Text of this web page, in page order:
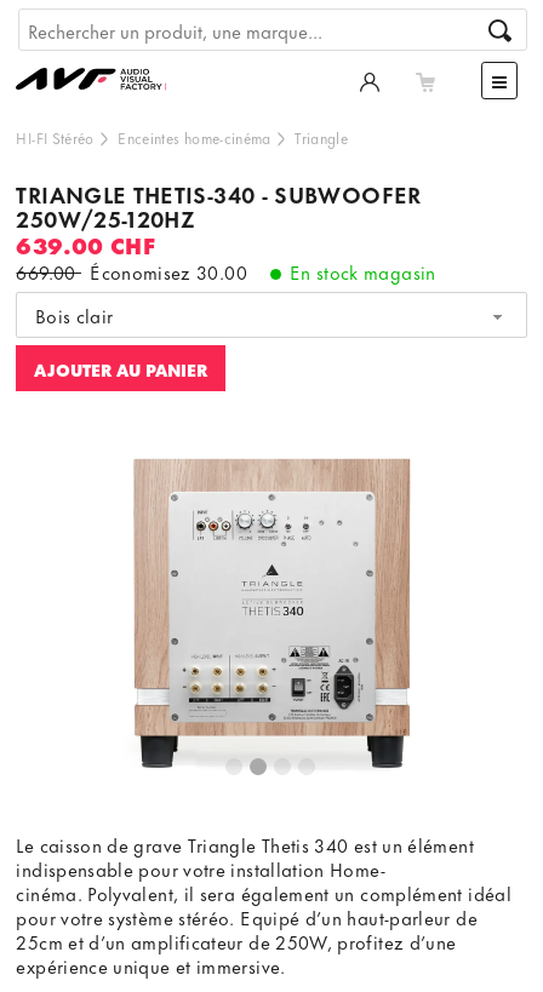
HI-FI Stéréo Enceintes home-cinéma Triangle
TRIANGLE THETIS-340 - SUBWOOFER
250W/25-120HZ
639.00 CHF
669.00 Économisez 30.00
En stock magasin
Bois clair
AJOUTER AU PANIER
Le caisson de grave Triangle Thetis 340 est un élément
indispensable pour votre installation Home-
cinéma. Polyvalent, il sera également un complément idéal
pour votre système stéréo. Equipé d’un haut-parleur de
25cm et d’un amplificateur de 250W, profitez d’une
expérience unique et immersive.